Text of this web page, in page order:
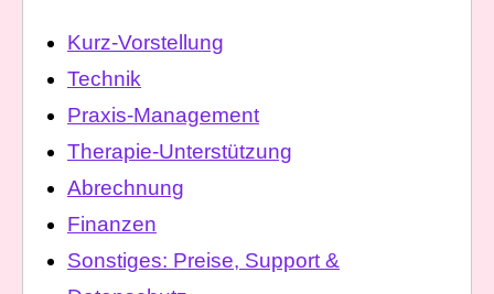
Kurz-Vorstellung
Technik
Praxis-Management
Therapie-Unterstützung
Abrechnung
Finanzen
Sonstiges: Preise, Support &